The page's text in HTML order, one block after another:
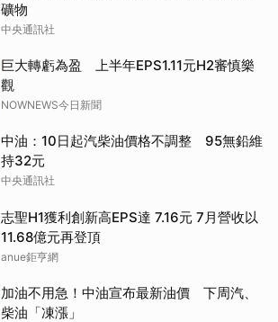
礦物
中央通訊社
巨大轉虧為盈 上半年EPS1.11元H2審慎樂
觀
NOWNEWS今日新聞
中油：10日起汽柴油價格不調整 95無鉛維
持32元
中央通訊社
志聖H1獲利創新高EPS達 7.16元 7月營收以
11.68億元再登頂
anue鉅亨網
加油不用急！中油宣布最新油價 下周汽、
柴油「凍漲」